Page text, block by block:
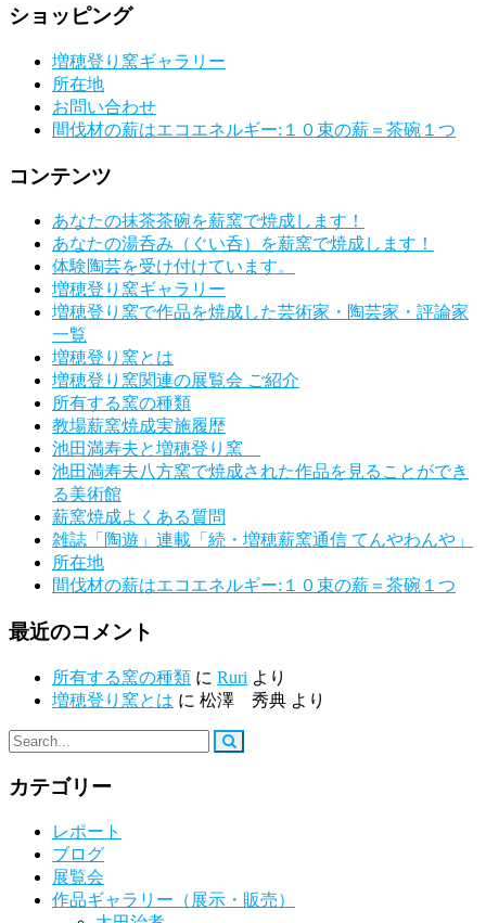
ショッピング
増穂登り窯ギャラリー
所在地
お問い合わせ
間伐材の薪はエコエネルギー:１０束の薪＝茶碗１つ
コンテンツ
あなたの抹茶茶碗を薪窯で焼成します！
あなたの湯呑み（ぐい呑）を薪窯で焼成します！
体験陶芸を受け付けています。
増穂登り窯ギャラリー
増穂登り窯で作品を焼成した芸術家・陶芸家・評論家
一覧
増穂登り窯とは
増穂登り窯関連の展覧会 ご紹介
所有する窯の種類
教場薪窯焼成実施履歴
池田満寿夫と増穂登り窯
池田満寿夫八方窯で焼成された作品を見ることができ
る美術館
薪窯焼成よくある質問
雑誌「陶遊」連載「続・増穂薪窯通信 てんやわんや」
所在地
間伐材の薪はエコエネルギー:１０束の薪＝茶碗１つ
最近のコメント
所有する窯の種類 に Ruri より
増穂登り窯とは に 松澤 秀典 より
カテゴリー
レポート
ブログ
展覧会
作品ギャラリー（展示・販売）